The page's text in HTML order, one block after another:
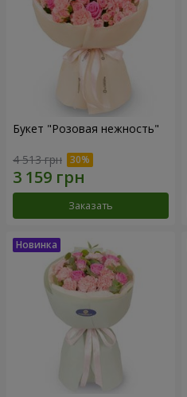
Букет "Розовая нежность"
4 513 грн
Заказать